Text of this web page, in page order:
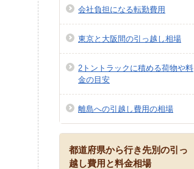
会社負担になる転勤費用
東京と大阪間の引っ越し相場
2トントラックに積める荷物や料
金の目安
離島への引越し費用の相場
都道府県から行き先別の引っ
越し費用と料金相場